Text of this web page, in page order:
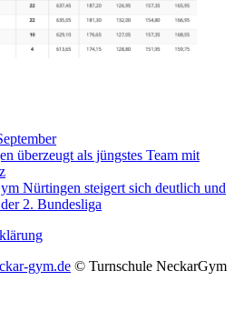
überzeugt als jüngstes Team mit
Nürtingen steigert sich deutlich und
2. Bundesliga
gym.de © Turnschule NeckarGym